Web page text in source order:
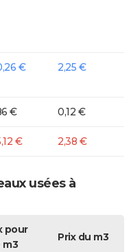
€ 2,25 €
€ 0,12 €
€ 2,38 €
usées à
pour
m3
Prix du m3